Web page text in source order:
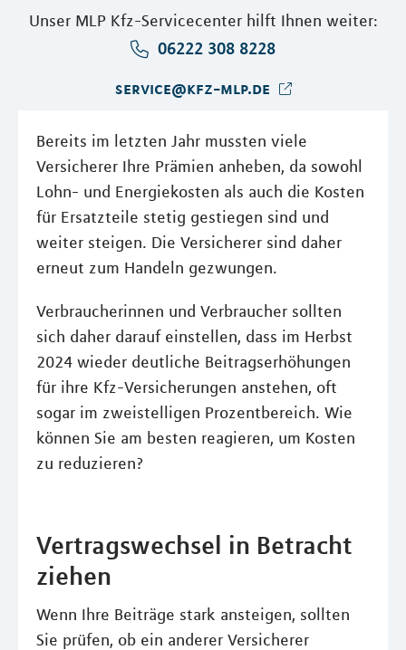
Unser MLP Kfz-Servicecenter hilft Ihnen weiter:
06222 308 8228
service@kfz-mlp.de
Bereits im letzten Jahr mussten viele
Versicherer Ihre Prämien anheben, da sowohl
Lohn- und Energiekosten als auch die Kosten
für Ersatzteile stetig gestiegen sind und
weiter steigen. Die Versicherer sind daher
erneut zum Handeln gezwungen.
Verbraucherinnen und Verbraucher sollten
sich daher darauf einstellen, dass im Herbst
2024 wieder deutliche Beitragserhöhungen
für ihre Kfz-Versicherungen anstehen, oft
sogar im zweistelligen Prozentbereich. Wie
können Sie am besten reagieren, um Kosten
zu reduzieren?
Vertragswechsel in Betracht
ziehen
Wenn Ihre Beiträge stark ansteigen, sollten
Sie prüfen, ob ein anderer Versicherer